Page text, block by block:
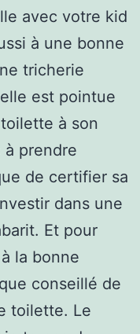
avec votre kid
à une bonne
tricherie
est pointue
à son
à prendre
de certifier sa
dans une
Et pour
la bonne
conseillé de
toilette. Le